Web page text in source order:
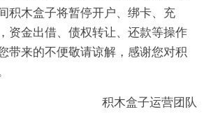
积木盒子将暂停开户、绑卡、充
资金出借、债权转让、还款等操作
带来的不便敬请谅解，感谢您对积
积木盒子运营团队